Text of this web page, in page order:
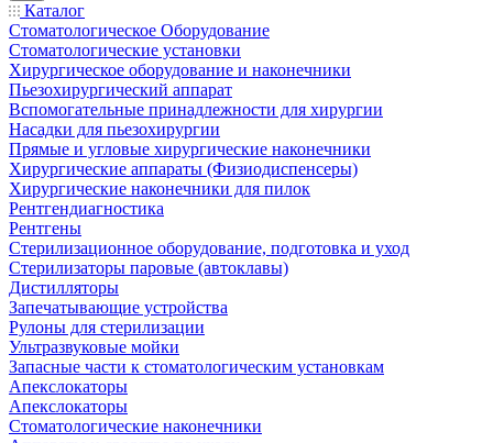
Каталог
Стоматологическое Оборудование
Стоматологические установки
Хирургическое оборудование и наконечники
Пьезохирургический аппарат
Вспомогательные принадлежности для хирургии
Насадки для пьезохирургии
Прямые и угловые хирургические наконечники
Хирургические аппараты (Физиодиспенсеры)
Хирургические наконечники для пилок
Рентгендиагностика
Рентгены
Стерилизационное оборудование, подготовка и уход
Стерилизаторы паровые (автоклавы)
Дистилляторы
Запечатывающие устройства
Рулоны для стерилизации
Ультразвуковые мойки
Запасные части к стоматологическим установкам
Апекслокаторы
Апекслокаторы
Стоматологические наконечники